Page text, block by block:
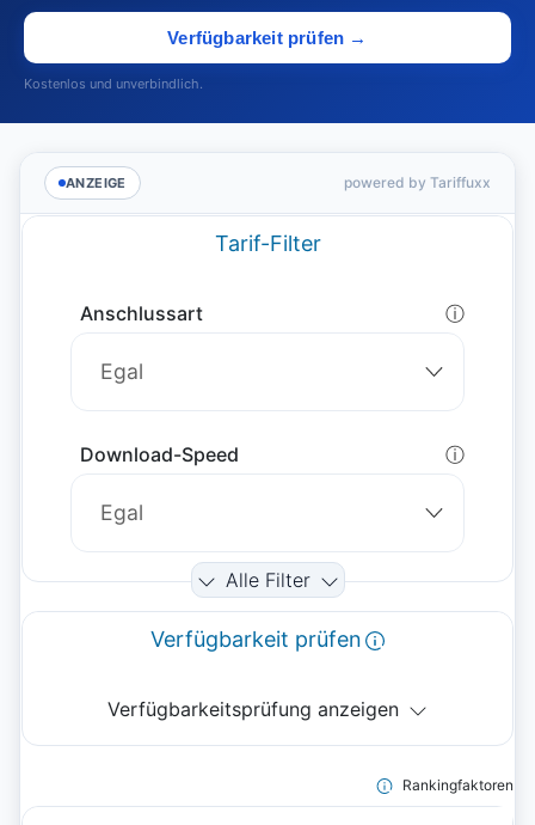
Verfügbarkeit prüfen →
Kostenlos und unverbindlich.
ANZEIGE powered by Tariffuxx